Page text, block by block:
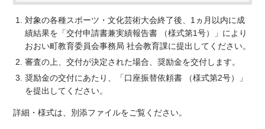
対象の各種スポーツ・文化芸術大会終了後、1ヵ月以内に成
績結果を「交付申請書兼実績報告書 （様式第1号）」により
おおい町教育委員会事務局 社会教育課に提出してください。
審査の上、交付が決定された場合、奨励金を交付します。
奨励金の交付にあたり、「口座振替依頼書 （様式第2号）」
を提出してください。
詳細・様式は、別添ファイルをご覧ください。